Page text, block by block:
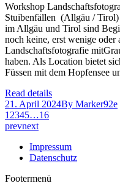
Workshop
Stuibenfällen (Allgäu /
im Allgäu und Tirol sind
noch keine, erst wenige
Landschaftsfotografie
haben. Als Location bietet
Füssen mit dem Hopfensee
Read details
21. April 2024By Marker92e
1 2345…16
prevnext
Impressum
Datenschutz
Footermenü